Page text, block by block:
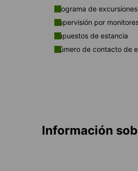
Programa de excursiones
Supervisión por
Impuestos de estancia
Número de contacto de
Información